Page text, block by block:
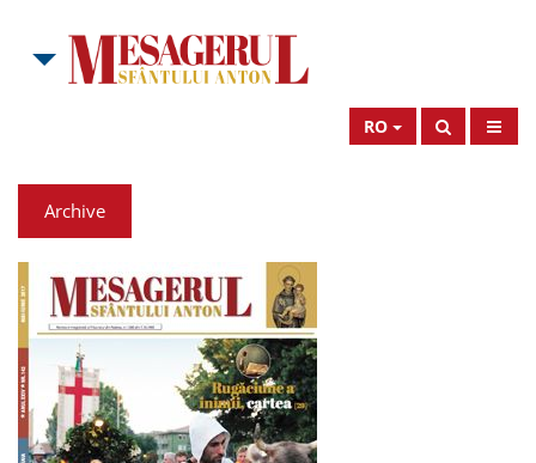
RO
Archive